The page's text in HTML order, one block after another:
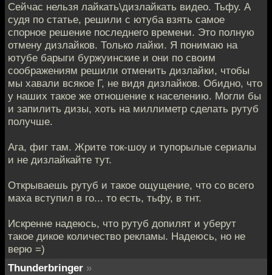
Сейчас нельзя лайкать\дизлайкать видео. Тьфу. А
судя по статье, решили с ютуба взять самое
спорное решение последнего времени. Это полную
отмену дизлайков. Только лайки. Я понимаю на
ютубе барыги буржуинские и они по своим
соображениям решили отменить дизлайки, чтобы
мы хавали всякое Г, не видя дизлайков. Обидно, что
у наших такое же отношение к населению. Могли бы
и запилить дизы, хоть на миллиметр сделать рутуб
получше.
Ага, фиг там. Жрите ток-шоу и тупорылые сериалы
и не дизлайкайте тут.
Открываешь рутуб и такое ощущение, что со всего
маха вступил в го... то есть, тьфу, в тнт.
Искренне надеюсь, что рутуб допилят и уберут
такое дикое количество рекламы. Надеюсь, но не
верю =)
Thunderbringer »